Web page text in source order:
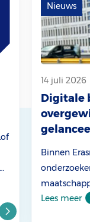
Nieuws
14 juli 2026
Digitale
Binnen
het
Lees meer